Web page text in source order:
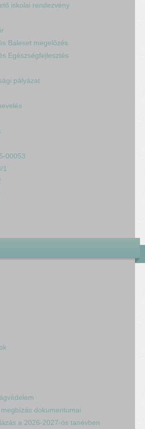
iskolai rendezvény
Baleset megelőzés
Egészségfejlesztés
pályázat
00053
1
dokumentumai
a 2026-2027-ös tanévben